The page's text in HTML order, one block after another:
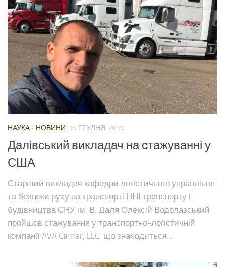
НАУКА/ НОВИНИ 19 ГРУДНЯ, 2019
Далівський викладач на стажуванні у
США
Старший викладач кафедри логістичного управління
та безпеки руху на транспорті ННІ транспорту і
будівництва СНУ ім. В. Даля Олексій Водолазський
пройшов стажування у транспортно-логістичній
компанії AVA Carrier, LLC, що знаходиться...